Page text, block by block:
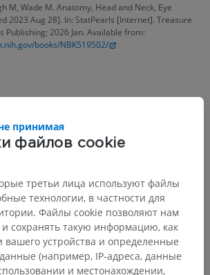
M, Wade M. Anatomy, Head and Neck, Eye
2023 Aug 28]. In: StatPearls [Internet]. Treasure
Publishing; 2026 Jan. Available from:
books/NBK519502/
файлов cookie
принимая
третьи лица используют файлы
технологии, в частности для
Файлы cookie позволяют нам
сохранять такую информацию, как
вашего устройства и определенные
(например, IP-адреса, данные
и местонахождении,